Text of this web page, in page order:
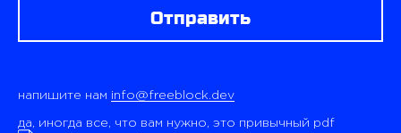
Отправить
напишите нам info@freeblock.dev
да, иногда все, что вам нужно, это привычный pdf